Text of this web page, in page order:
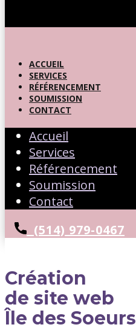
ACCUEIL
SERVICES
RÉFÉRENCEMENT
SOUMISSION
CONTACT
Accueil
Services
Référencement
Soumission
Contact
(514) 979-0467
Création
de site web
Île des Soeurs